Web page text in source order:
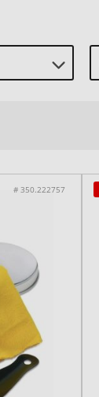
# 350.222757